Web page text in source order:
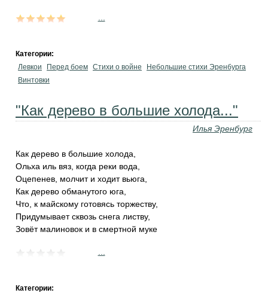
Категории:
Левкои
Перед боем Стихи о войне
Небольшие стихи Эренбурга
Винтовки
"Как дерево в большие холода..."
Илья Эренбург
Как дерево в большие холода,
Ольха иль вяз, когда реки вода,
Оцепенев, молчит и ходит вьюга,
Как дерево обманутого юга,
Что, к майскому готовясь торжеству,
Придумывает сквозь снега листву,
Зовёт малиновок и в смертной муке
Категории: